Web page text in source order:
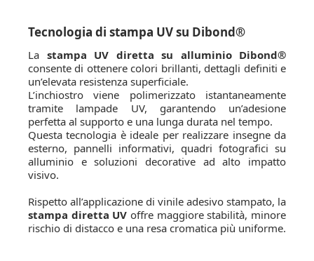
Tecnologia di stampa UV su Dibond®
La stampa UV diretta su alluminio Dibond®
consente di ottenere colori brillanti, dettagli definiti e
un’elevata resistenza superficiale.
L’inchiostro viene polimerizzato istantaneamente
tramite lampade UV, garantendo un’adesione
perfetta al supporto e una lunga durata nel tempo.
Questa tecnologia è ideale per realizzare insegne da
esterno, pannelli informativi, quadri fotografici su
alluminio e soluzioni decorative ad alto impatto
visivo.
Rispetto all’applicazione di vinile adesivo stampato, la
stampa diretta UV offre maggiore stabilità, minore
rischio di distacco e una resa cromatica più uniforme.